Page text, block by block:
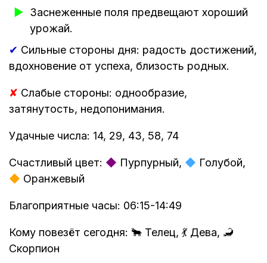
Заснеженные поля предвещают хороший
урожай.
✔ Сильные стороны дня: радость достижений,
вдохновение от успеха, близость родных.
✘ Слабые стороны: однообразие,
затянутость, недопонимания.
Удачные числа: 14, 29, 43, 58, 74
Счастливый цвет: ◆ Пурпурный, ◆ Голубой,
◆ Оранжевый
Благоприятные часы: 06:15-14:49
Кому повезёт сегодня: 🐂 Телец, 💃 Дева, 🦂
Скорпион